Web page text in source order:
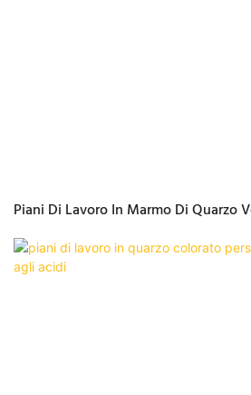
Piani Di Lavoro In Marmo Di Quarzo
Resistenza Alle Alte Temperature